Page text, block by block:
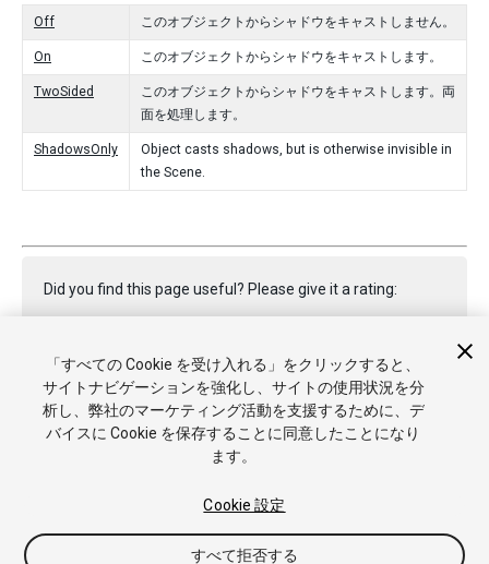
Off このオブジェクトからシャドウをキャストしません。
On このオブジェクトからシャドウをキャストします。
TwoSided
このオブジェクトからシャドウをキャストします。両
面を処理します。
ShadowsOnly
Object casts shadows, but is otherwise invisible in
the Scene.
Did you find this page useful? Please give it a rating:
Report a problem on this page
Copyright © 2020 Unity Technologies. Publication 2019.3
「すべての Cookie を受け入れる」をクリックすると、
サイトナビゲーションを強化し、サイトの使用状況を分
析し、弊社のマーケティング活動を支援するために、デ
バイスに Cookie を保存することに同意したことになり
ます。
Cookie 設定
すべて拒否する